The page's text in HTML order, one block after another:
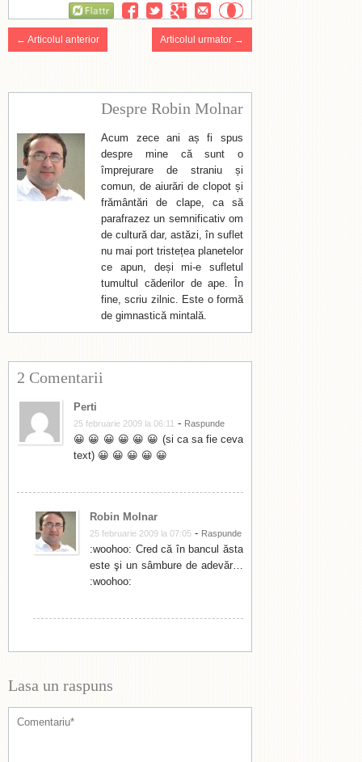
← Articolul anterior Articolul urmator →
Despre Robin Molnar
Acum zece ani aș fi spus
despre mine că sunt o
împrejurare de straniu și
comun, de aiurări de clopot și
frământări de clape, ca să
parafrazez un semnificativ om
de cultură dar, astăzi, în suflet
nu mai port tristețea planetelor
ce apun, deși mi-e sufletul
tumultul căderilor de ape. În
fine, scriu zilnic. Este o formă
de gimnastică mintală.
2 Comentarii
Perti
25 februarie 2009 la 06:11 - Raspunde
😀 😀 😀 😀 😀 😀 (si ca sa fie ceva
text) 😀 😀 😀 😀 😀
Robin Molnar
25 februarie 2009 la 07:05 - Raspunde
:woohoo: Cred că în bancul ăsta
este şi un sâmbure de adevăr…
:woohoo:
Lasa un raspuns